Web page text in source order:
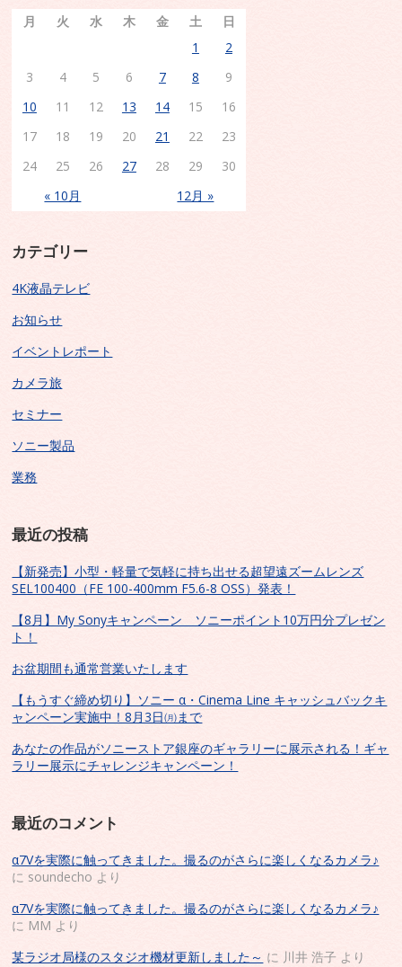
月
火 水 木 金 土 日
« 10月 12月 »
1
2
3
4 5 6 7 8
9
10
11 12 13 14 15
16
17
18 19 20 21 22
23
24
25 26 27 28 29 30
カテゴリー
4K液晶テレビ
お知らせ
イベントレポート
カメラ旅
セミナー
ソニー製品
業務
最近の投稿
【新発売】小型・軽量で気軽に持ち出せる超望遠ズームレンズ
SEL100400（FE 100-400mm F5.6-8 OSS）発表！
【8月】My Sonyキャンペーン ソニーポイント10万円分プレゼン
ト！
お盆期間も通常営業いたします
【もうすぐ締め切り】ソニー α・Cinema Line キャッシュバックキ
ャンペーン実施中！8月3日㈪まで
あなたの作品がソニーストア銀座のギャラリーに展示される！ギャ
ラリー展示にチャレンジキャンペーン！
最近のコメント
α7Vを実際に触ってきました。撮るのがさらに楽しくなるカメラ♪
に soundecho より
α7Vを実際に触ってきました。撮るのがさらに楽しくなるカメラ♪
に MM より
某ラジオ局様のスタジオ機材更新しました～ に 川井 浩子 より